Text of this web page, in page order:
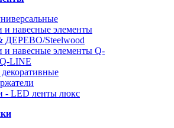
и навесные элементы
Steelwood
и навесные элементы Q-
LINE